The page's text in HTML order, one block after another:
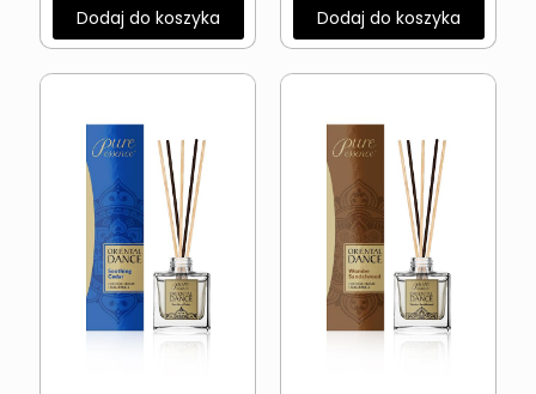
Dodaj do koszyka Dodaj do koszyka